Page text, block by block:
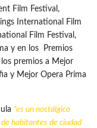
Film Festival,
International Film
Film Festival,
y en los Premios
premios a Mejor
y Mejor Opera Prima
“es un nostálgico
habitantes de ciudad